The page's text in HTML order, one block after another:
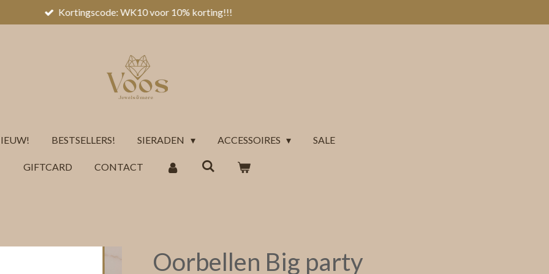
Kortingscode: WK10 voor 10% korting!!!
BESTSELLERS! SIERADEN ACCESSOIRES SALE
GIFTCARD CONTACT
Oorbellen Big party